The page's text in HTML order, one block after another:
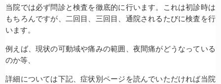
当院では必ず問診と検査を徹底的に行います。これは初診時は
もちろんですが、二回目、三回目、通院されるたびに検査を行
います。
例えば、現状の可動域や痛みの範囲、夜間痛がどうなっている
のか等、
詳細については下記、症状別ページを読んでいただければ当院